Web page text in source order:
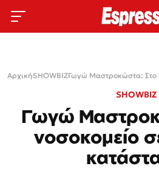
Αρχική›SHOWBIZ›
SHOWBIZ
Γωγώ
νοσοκομείο